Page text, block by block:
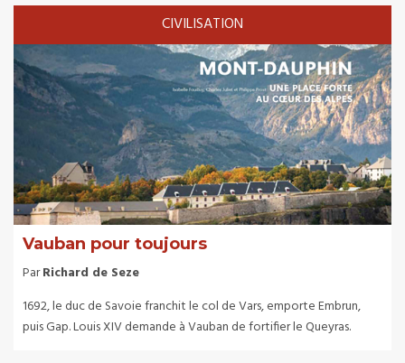
CIVILISATION
Vauban pour toujours
ParRichard de Seze
1692, le duc de Savoie franchit le col de Vars, emporte Embrun,
puis Gap. Louis XIV demande à Vauban de fortifier le Queyras.